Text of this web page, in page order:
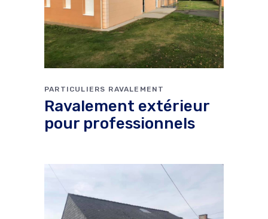
PARTICULIERS RAVALEMENT
Ravalement extérieur
pour professionnels